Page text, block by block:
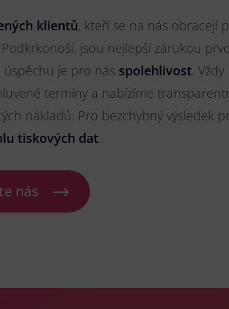
klientů, kteří se na nás obracejí
Podkrkonoší, jsou nejlepší zárukou
úspěchu je pro nás spolehlivost. Vždy
termíny a nabízíme
nákladů. Pro bezchybný výsledek
tiskových dat.
nás